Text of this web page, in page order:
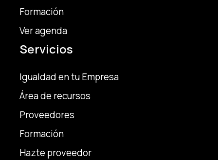
Servicios
Igualdad en tu Empresa
Área de recursos
Proveedores
Formación
Hazte proveedor
Formación
Ver agenda